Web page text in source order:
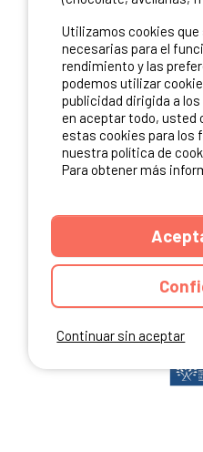
ME
Continuar sin aceptar
Utilizamos cookies
necesarias para el
rendimiento y las
podemos utilizar
publicidad dirigida a
en aceptar todo, usted
estas cookies para los
nuestra política de
Para obtener más